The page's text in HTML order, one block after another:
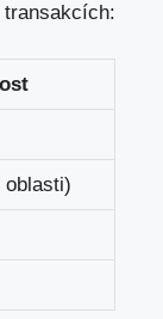
transakcích:
oblasti)